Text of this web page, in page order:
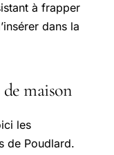
à frapper
dans la
maison
les
de Poudlard.